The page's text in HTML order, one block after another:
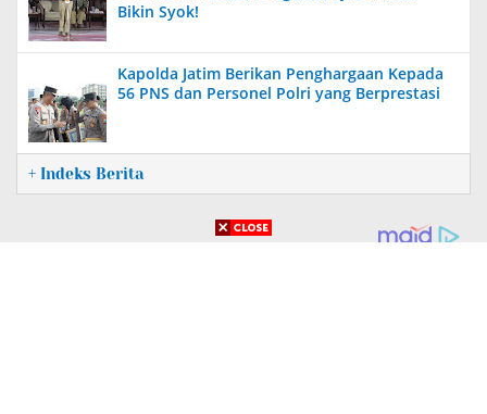
Bikin Syok!
Kapolda Jatim Berikan Penghargaan Kepada
56 PNS dan Personel Polri yang Berprestasi
+ Indeks Berita